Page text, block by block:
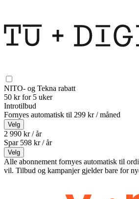
NITO- og Tekna rabatt
50 kr for 5 uker
Introtilbud
Fornyes automatisk til 299 kr / måned
Velg
2 990 kr / år
Spar 598 kr /år
Velg
Alle abonnement fornyes automatisk til
vil. Tilbud og kampanjer gjelder bare for